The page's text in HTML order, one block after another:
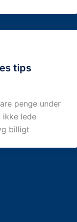
tips
penge under
ikke lede
billigt